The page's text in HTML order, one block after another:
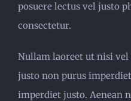
posuere lectus vel justo
consectetur.
Nullam laoreet ut nisi
justo non purus
imperdiet justo. Aenean